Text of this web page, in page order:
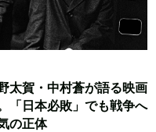
太賀・中村蒼が語る映画
「日本必敗」でも戦争へ
の正体